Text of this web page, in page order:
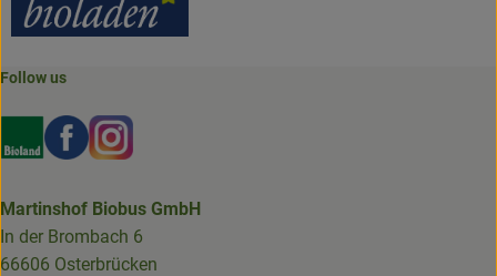
Follow us
Externer Link zu https://www.bioland.de/verbraucher
Externer Link zu https://www.facebook.com/
Externer Link zu https://www.instagram.com/
Martinshof Biobus GmbH
In der Brombach 6
66606 Osterbrücken